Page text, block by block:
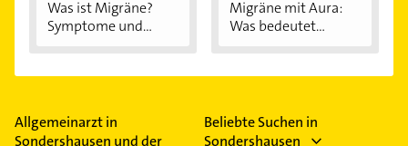
Was ist Migräne?
Symptome und...
Migräne mit Aura:
Was bedeutet...
Allgemeinarzt in
Sondershausen und der
Beliebte Suchen in
Sondershausen